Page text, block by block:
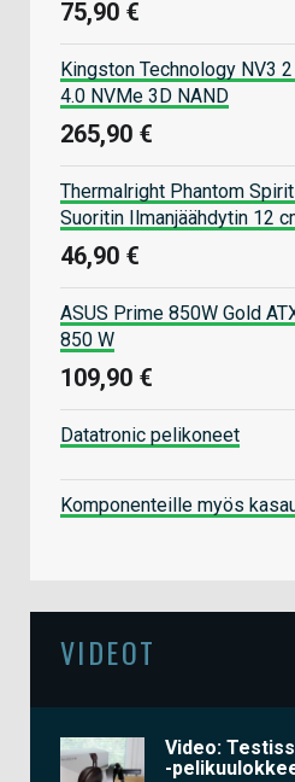
75,90 €
Kingston Technology NV3
4.0 NVMe 3D NAND
265,90 €
Thermalright Phantom
Suoritin Ilmanjäähdytin 12
46,90 €
ASUS Prime 850W Gold
850 W
109,90 €
Datatronic pelikoneet
Komponenteille myös
VIDEOT
Video:
-